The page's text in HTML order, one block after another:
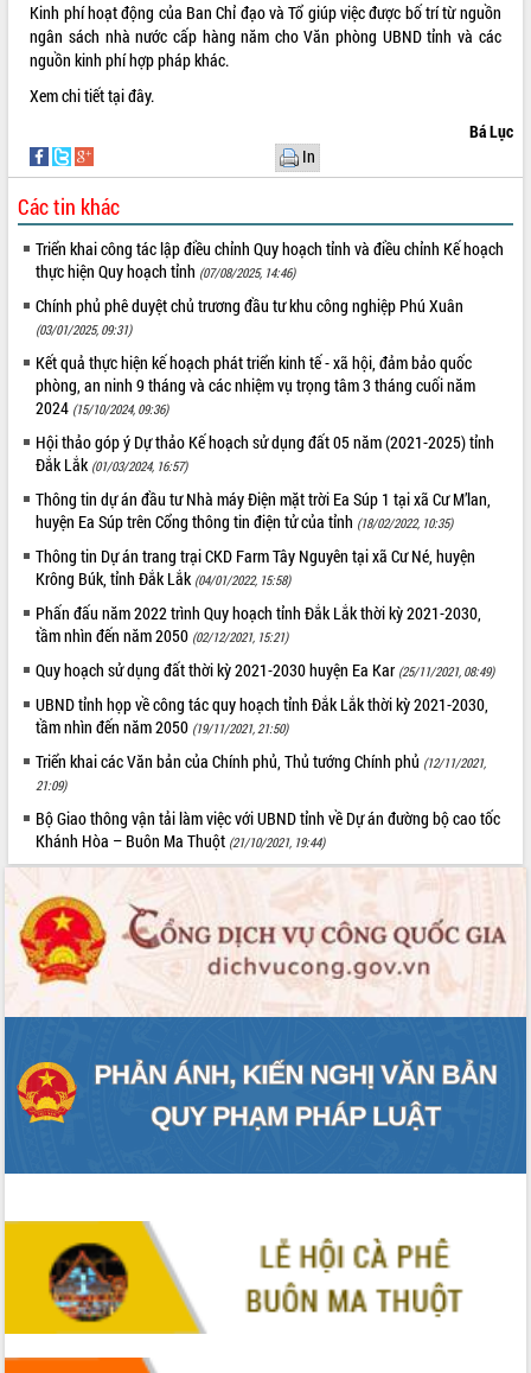
LIÊN KẾT WEB
THỐNG KÊ TRUY CẬP
Hôm nay:
27339
Tất cả: 66040079
Kinh phí hoạt động của Ban Chỉ đạo và Tổ giúp việc được bố trí từ nguồn
ngân sách nhà nước cấp hàng năm cho Văn phòng UBND tỉnh và các
nguồn kinh phí hợp pháp khác.
Xem chi tiếttại đây.
Bá Lục
In
Các tin khác
Triển khai công tác lập điều chỉnh Quy hoạch tỉnh và điều chỉnh Kế hoạch
thực hiện Quy hoạch tỉnh (07/08/2025, 14:46)
Chính phủ phê duyệt chủ trương đầu tư khu công nghiệp Phú Xuân
(03/01/2025, 09:31)
Kết quả thực hiện kế hoạch phát triển kinh tế - xã hội, đảm bảo quốc
phòng, an ninh 9 tháng và các nhiệm vụ trọng tâm 3 tháng cuối năm
2024 (15/10/2024, 09:36)
Hội thảo góp ý Dự thảo Kế hoạch sử dụng đất 05 năm (2021-2025) tỉnh
Đắk Lắk (01/03/2024, 16:57)
Thông tin dự án đầu tư Nhà máy Điện mặt trời Ea Súp 1 tại xã Cư M’lan,
huyện Ea Súp trên Cổng thông tin điện tử của tỉnh (18/02/2022, 10:35)
Thông tin Dự án trang trại CKD Farm Tây Nguyên tại xã Cư Né, huyện
Krông Búk, tỉnh Đắk Lắk (04/01/2022, 15:58)
Phấn đấu năm 2022 trình Quy hoạch tỉnh Đắk Lắk thời kỳ 2021-2030,
tầm nhìn đến năm 2050 (02/12/2021, 15:21)
Quy hoạch sử dụng đất thời kỳ 2021-2030 huyện Ea Kar (25/11/2021, 08:49)
UBND tỉnh họp về công tác quy hoạch tỉnh Đắk Lắk thời kỳ 2021-2030,
tầm nhìn đến năm 2050 (19/11/2021, 21:50)
Triển khai các Văn bản của Chính phủ, Thủ tướng Chính phủ (12/11/2021,
21:09)
Bộ Giao thông vận tải làm việc với UBND tỉnh về Dự án đường bộ cao tốc
Khánh Hòa – Buôn Ma Thuột (21/10/2021, 19:44)